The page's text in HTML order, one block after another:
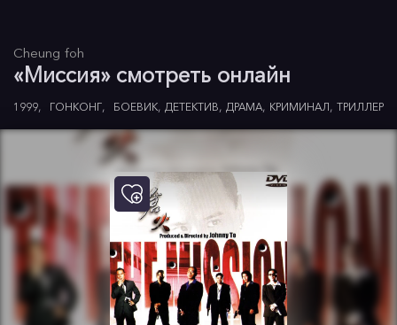
Cheung foh
«Миссия» смотреть онлайн
1999 ГОНКОНГ БОЕВИК ДЕТЕКТИВ ДРАМА КРИМИНАЛ ТРИЛЛЕР